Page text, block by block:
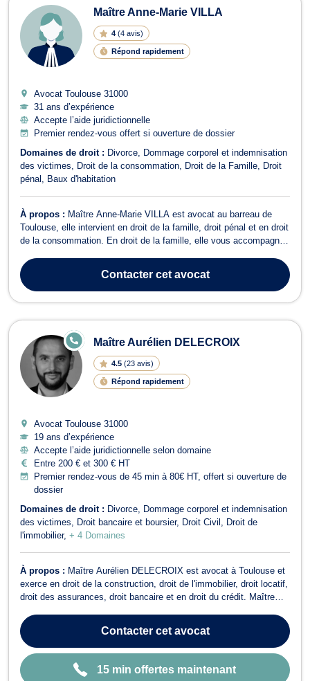
Maître Anne-Marie VILLA
4 (4 avis)
Répond rapidement
Avocat Toulouse 31000
31 ans d’expérience
Accepte l’aide juridictionnelle
Premier rendez-vous offert si ouverture de dossier
Domaines de droit : Divorce
Dommage corporel et indemnisation
des victimes
Droit de la consommation Droit de la Famille
Droit
pénal
Baux d'habitation
À propos : Maître Anne-Marie VILLA est avocat au barreau de
Toulouse, elle intervient en droit de la famille, droit pénal et en droit
de la consommation. En droit de la famille, elle vous accompagne
contestation de paternité, une recherche de filiation, une annulation
d...
Contactercet avocat
Maître Aurélien DELECROIX
4.5 (23 avis)
Répond rapidement
E
N
LI
G
E
Avocat Toulouse 31000
19 ans d’expérience
Accepte l’aide juridictionnelle selon domaine
Entre 200 € et 300 € HT
Premier rendez-vous de 45 min à 80€ HT, offert si ouverture de
dossier
Domaines de droit : Divorce
Dommage corporel et indemnisation
des victimes
Droit bancaire et boursier Droit Civil
Droit de
l'immobilier + 4 Domaines
À propos : Maître Aurélien DELECROIX est avocat à Toulouse et
exerce en droit de la construction, droit de l'immobilier, droit locatif,
droit des assurances, droit bancaire et en droit du crédit. Maître
problématiques liées aux retards de livraison, aux malfaçons, au
crédit-...
Contactercet avocat
15 min offertes maintenant